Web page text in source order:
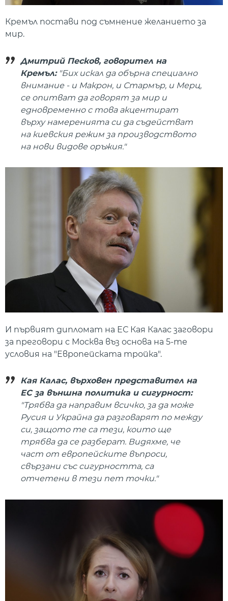
Кремъл постави под съмнение желанието за
мир.
Дмитрий Песков, говорител на
Кремъл:"Бих искал да обърна специално
внимание - и Макрон, и Стармър, и Мерц,
се опитват да говорят за мир и
едновременно с това акцентират
върху намеренията си да съдействат
на киевския режим за производството
на нови видове оръжия."
И първият дипломат на ЕС Кая Калас заговори
за преговори с Москва въз основа на 5-те
условия на "Европейската тройка".
Кая Калас, върховен представител на
ЕС за външна политика и сигурност:
"Трябва да направим всичко, за да може
Русия и Украйна да разговарят по между
си, защото те са тези, които ще
трябва да се разберат. Видяхме, че
част от европейските въпроси,
свързани със сигурността, са
отчетени в тези пет точки."